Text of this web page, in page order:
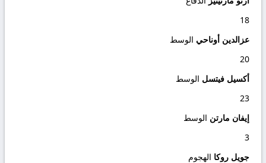
18
عزالدين أوناحي الوسط
20
أكسيل فيتسل الوسط
23
إيفان مارتن الوسط
3
جويل روكا الهجوم